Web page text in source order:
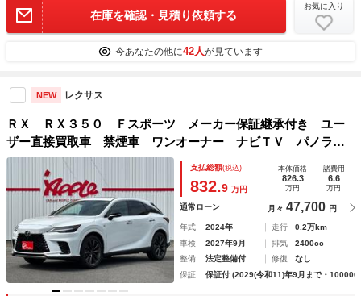
在庫を確認・見積り依頼する
お気に入り
今あなたの他に42人が見ています
NEW レクサス
ＲＸ ＲＸ３５０ Ｆスポーツ メーカー保証継承付き ユー
ザー直接買取車 禁煙車 ワンオーナー ナビＴＶ パノラミ
ックビュー サンルーフ シートヒーター＆ベンチレーション
付き赤ハーフレザー ２．０ＥＴＣ パワーバックドア ドラ
レコ
支払総額(税込)
832.9 万円
本体価格
826.3
万円
諸費用
6.6
万円
通常ローン 月々 47,700 円
年式 2024年 走行
0.2万km
車検
2027年9月 排気
2400cc
整備
法定整備付 修復
なし
保証
保証付 (2029(令和11)年9月まで・